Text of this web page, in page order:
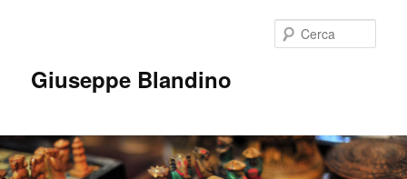
Giuseppe Blandino